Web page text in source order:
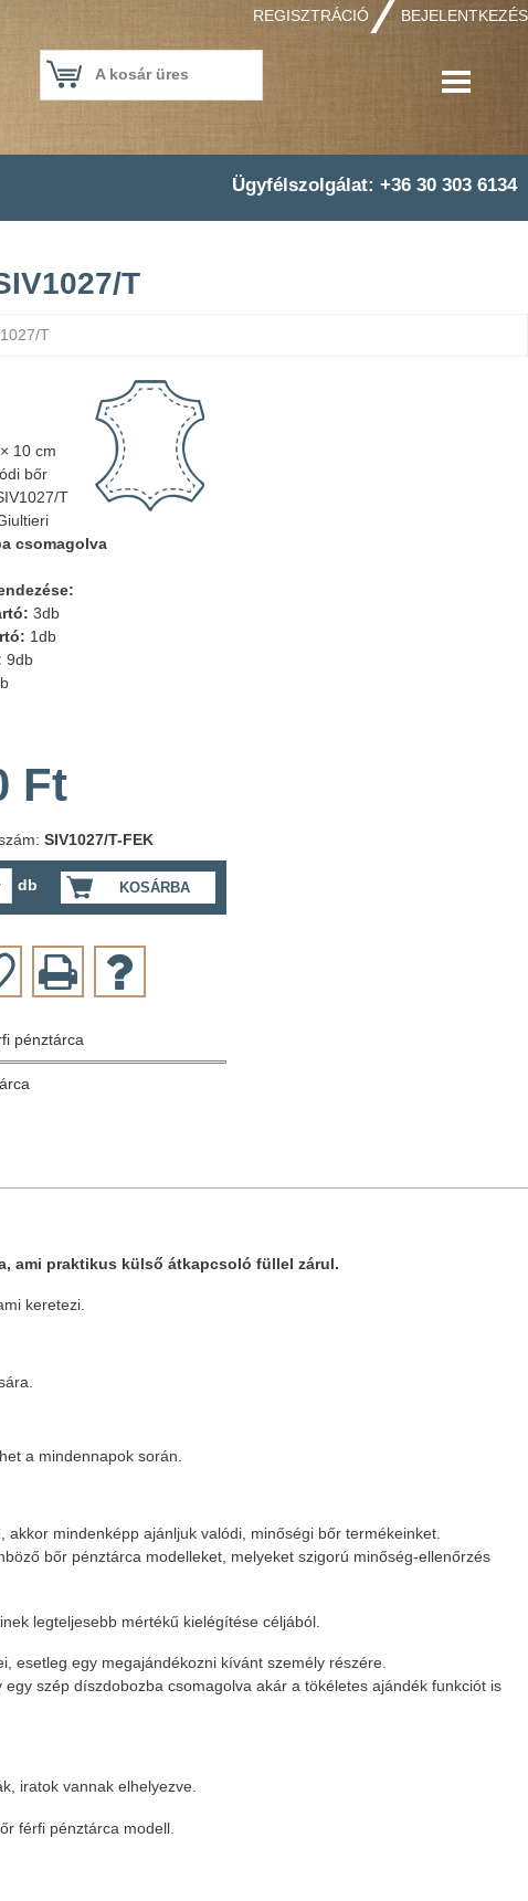
REGISZTRÁCIÓ BEJELENTKEZÉS
A kosár üres
Ügyfélszolgálat: +36 30 303 6134
T
T
10 cm
bőr
T
csomagolva
3db
1db
9db
Ft
SIV1027/T-FEK
KOSÁRBA
db
pénztárca
ami praktikus külső átkapcsoló füllel zárul.
keretezi.
a mindennapok során.
mindenképp ajánljuk valódi, minőségi bőr termékeinket.
bőr pénztárca modelleket, melyeket szigorú minőség-ellenőrzés
legteljesebb mértékű kielégítése céljából.
esetleg egy megajándékozni kívánt személy részére.
szép díszdobozba csomagolva akár a tökéletes ajándék funkciót is
iratok vannak elhelyezve.
férfi pénztárca modell.